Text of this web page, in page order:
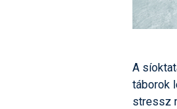
A
táborok
stressz